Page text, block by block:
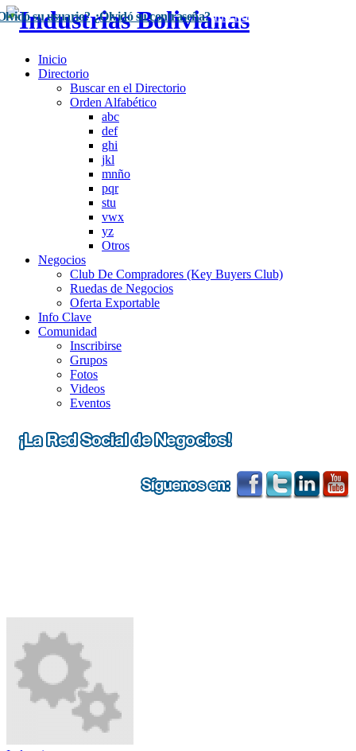
su usuario? ¿Olvidó su contraseña? Inscríbase Aquí
Inicio
Directorio
Buscar en el Directorio
Orden Alfabético
abc
def
ghi
jkl
mnño
pqr
stu
vwx
yz
Otros
Negocios
Club De Compradores (Key Buyers Club)
Ruedas de Negocios
Oferta Exportable
Info Clave
Comunidad
Inscribirse
Grupos
Fotos
Videos
Eventos